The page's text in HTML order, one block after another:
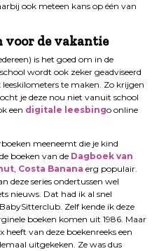
ook meteen kans op één van
voor de vakantie
is het goed om in de
wordt ook zeker geadviseerd
te maken. Zo krijgen
je deze nou niet vanuit school
een digitale leesbingo online
meeneemt die je kind
boeken van de Dagboek van
, Costa Banana erg populair.
deze series ondertussen wel
nieuws. Dat had ik al snel
Zelf kende ik deze
boeken komen uit 1986. Maar
van deze boekenreeks een
uitgekeken. Ze was dus